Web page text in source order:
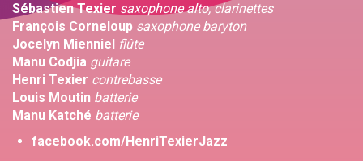
Sébastien Texier saxophone alto, clarinettes
François Corneloup saxophone baryton
Jocelyn Mienniel flûte
Manu Codjia guitare
Henri Texier contrebasse
Louis Moutin batterie
Manu Katché batterie
facebook.com/HenriTexierJazz